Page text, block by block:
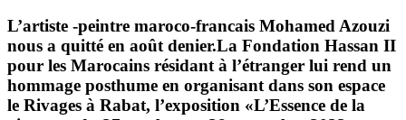
L’artiste -peintre maroco-francais Mohamed Azouzi
nous a quitté en août denier.La Fondation Hassan II
pour les Marocains résidant à l’étranger lui rend un
hommage posthume en organisant dans son espace
le Rivages à Rabat, l’exposition «L’Essence de la